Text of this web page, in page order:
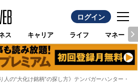
ログイン
ス キャリア ライフ マネー
り人の“大化け銘柄”の探し方》テンバガーハンター・